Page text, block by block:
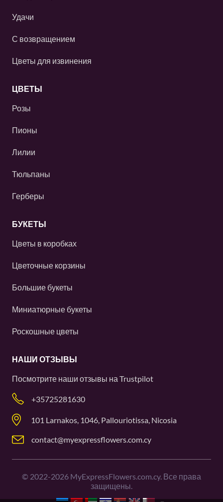
Удачи
С возвращением
Цветы для извинения
ЦВЕТЫ
Розы
Пионы
Лилии
Тюльпаны
Герберы
БУКЕТЫ
Цветы в коробках
Цветочные корзины
Большие букеты
Миниатюрные букеты
Роскошные цветы
НАШИ ОТЗЫВЫ
Посмотрите наши отзывы на Trustpilot
+35725281630
101 Larnakos, 1046, Pallouriotissa, Nicosia
contact@myexpressflowers.com.cy
© 2022-2026 MyExpressFlowers.com.cy. Все права
защищены.